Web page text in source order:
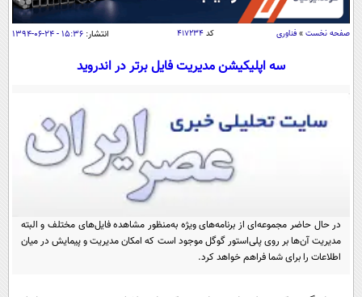
اقتصاد
اقتصادی
جامعه
حوادث
یک برش دانایی
سفر و تفریح
بین الملل
علم و دانش
علمی
اخبار کریپتو
گوناگون
صفحه نخست » فناوری کد۴۱۷۲۳۴ انتشار: ۱۵:۳۶ - ۲۴-۰۶-۱۳۹۴
سه اپلیکیشن مدیریت فایل برتر در اندروید
در حال حاضر مجموعه‌ای از برنامه‌های ویژه به‌منظور مشاهده فایل‌های مختلف و البته
مدیریت آن‌ها بر روی پلی‌استور گوگل موجود است که امکان مدیریت و پیمایش در میان
اطلاعات را برای شما فراهم خواهد کرد.